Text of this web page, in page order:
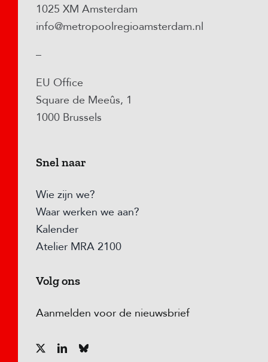
1025 XM Amsterdam
info@metropoolregioamsterdam.nl
–
EU Office
Square de Meeûs, 1
1000 Brussels
Snel naar
Wie zijn we?
Waar werken we aan?
Kalender
Atelier MRA 2100
Volg ons
Aanmelden voor de nieuwsbrief